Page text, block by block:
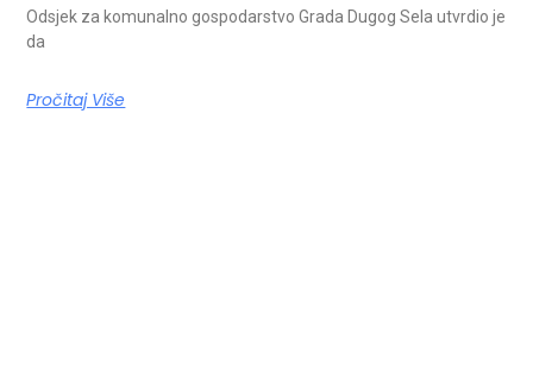
Odsjek za komunalno gospodarstvo Grada Dugog Sela utvrdio je
da
Pročitaj Više